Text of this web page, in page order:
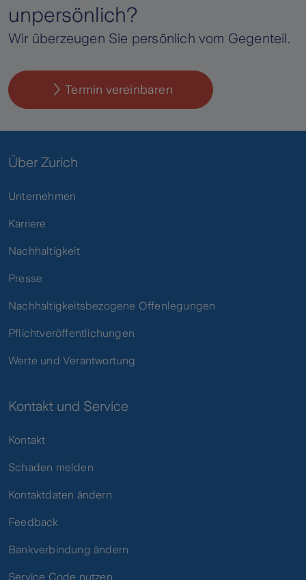
unpersönlich?
Wir überzeugen Sie persönlich vom Gegenteil.
Termin vereinbaren
Über Zurich
Unternehmen
Karriere
Nachhaltigkeit
Presse
Nachhaltigkeitsbezogene Offenlegungen
Pflichtveröffentlichungen
Werte und Verantwortung
Kontakt und Service
Kontakt
Schaden melden
Kontaktdaten ändern
Feedback
Bankverbindung ändern
Service Code nutzen